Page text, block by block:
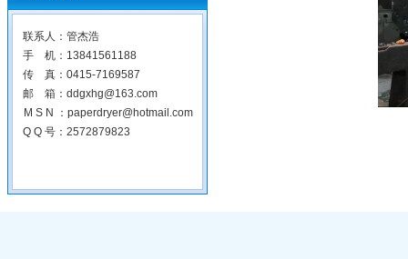
联系人：管杰浩
手 机：13841561188
传 真：0415-7169587
邮 箱：ddgxhg@163.com
M S N ：paperdryer@hotmail.com
Q Q 号：2572879823